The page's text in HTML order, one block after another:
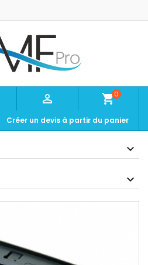
 shopping_cart0
Créer un devis à partir du panier